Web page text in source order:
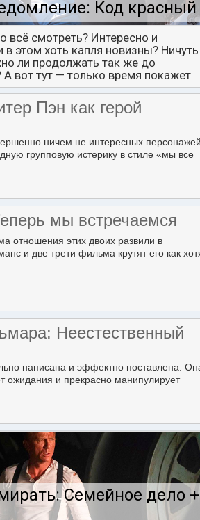
Код красный
всё смотреть? Интересно и
в этом хоть капля новизны? Ничуть
ли продолжать так же до
А вот тут — только время покажет
Пэн как герой
ничем не интересных
групповую истерику в стиле «мы все
мы встречаемся
отношения этих двоих развили в
и две трети фильма крутят его как
Неестественный
написана и эффектно поставлена.
ожидания и прекрасно манипулирует
Семейное дело +